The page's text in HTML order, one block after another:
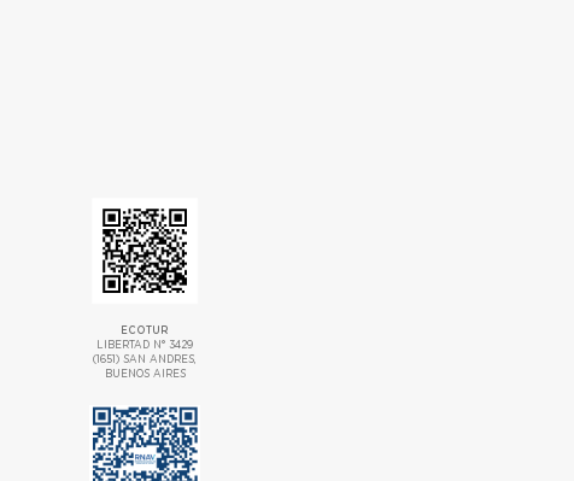
ECOTUR
LIBERTAD N° 3429
(1651) SAN ANDRES,
BUENOS AIRES